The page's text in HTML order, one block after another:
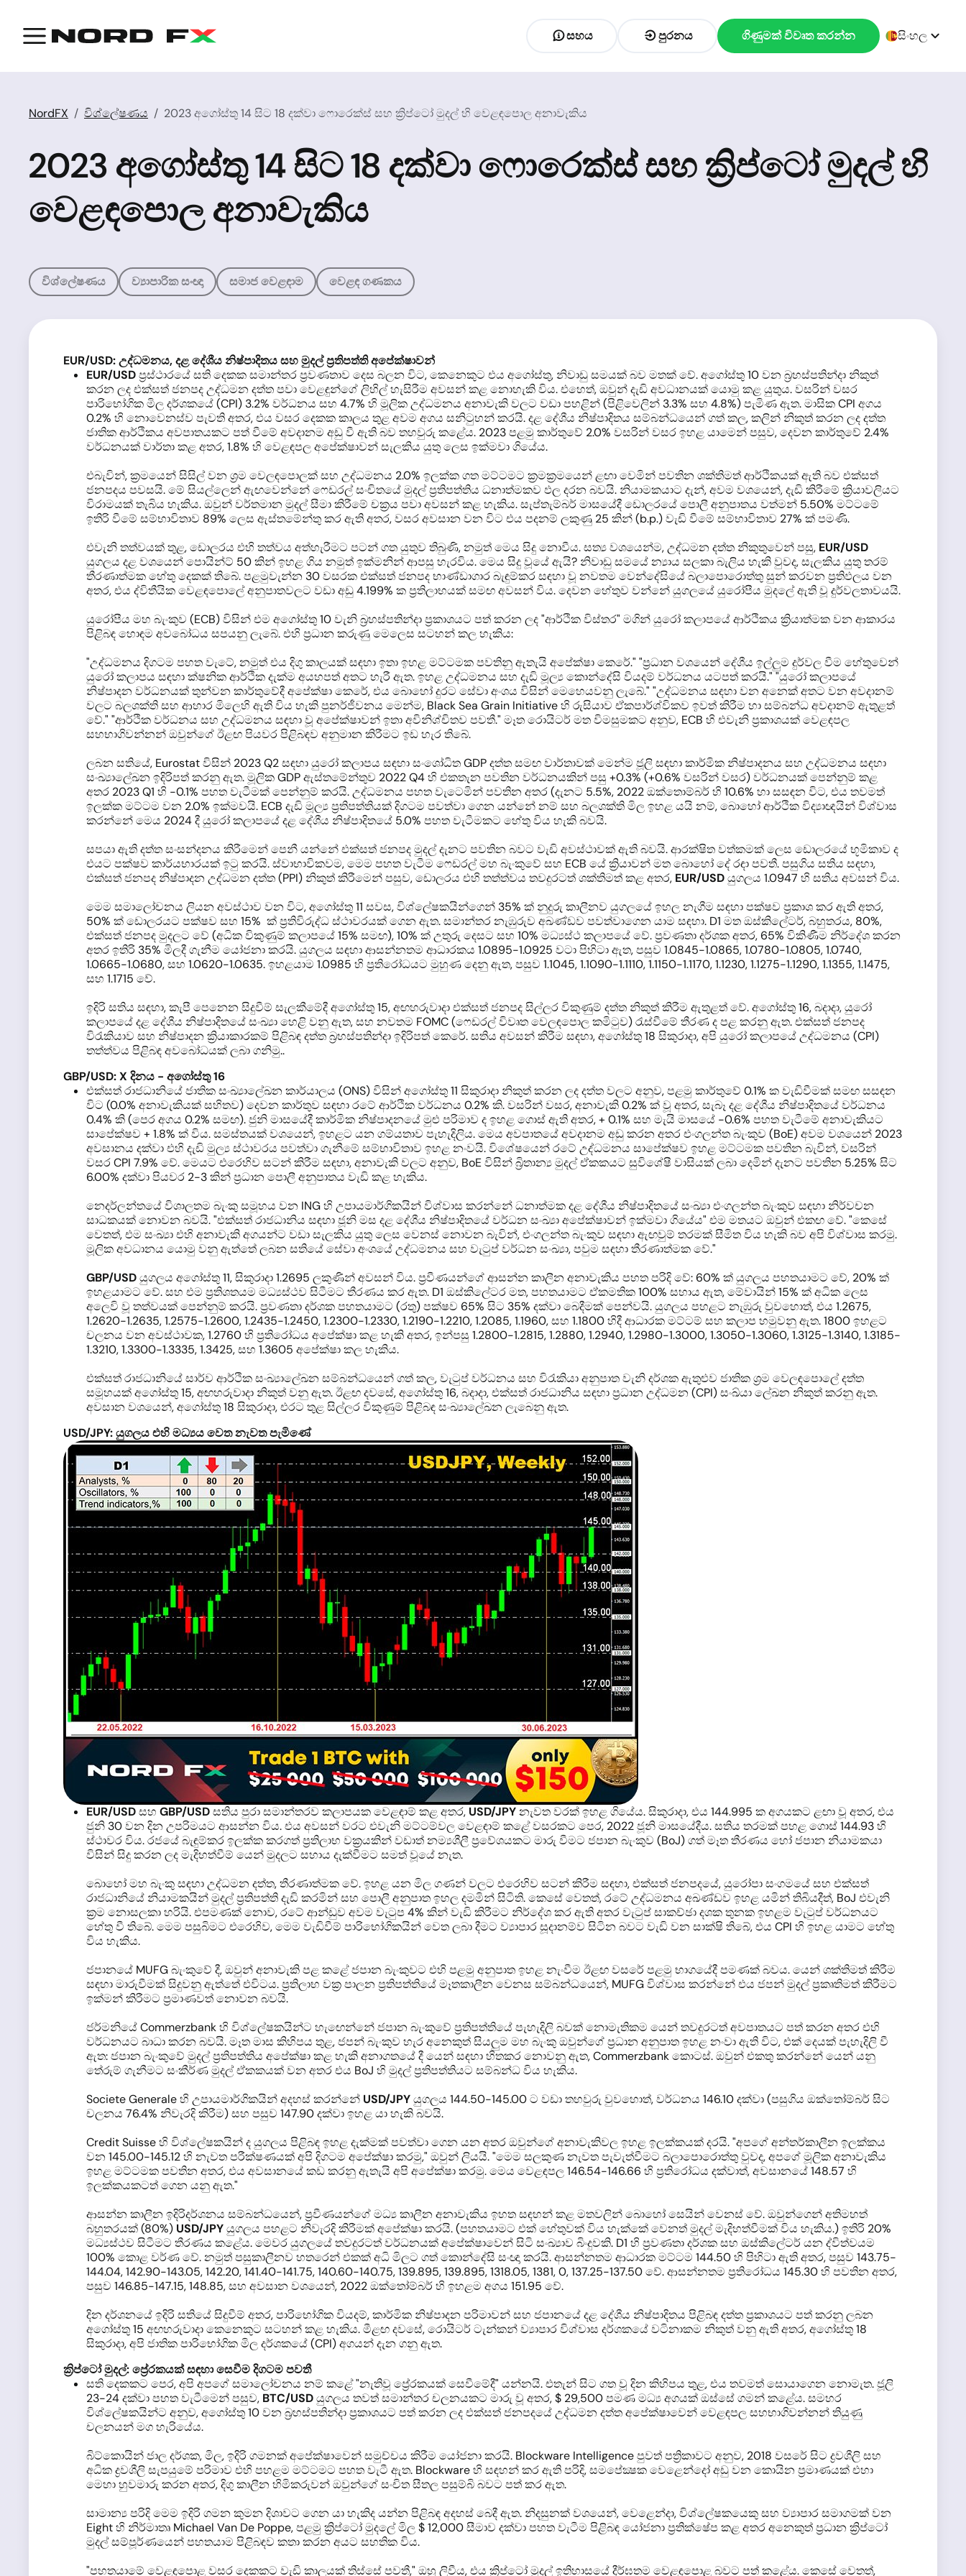
සහය පුරනය ගිණුමක් විවෘත කරන්න සිංහල
NordFX විශ්ලේෂණය 2023 අගෝස්තු 14 සිට 18 දක්වා ෆොරෙක්ස් සහ ක්‍රිප්ටෝ මුදල් හි වෙළඳපොල අනාවැකිය
2023 අගෝස්තු 14 සිට 18 දක්වා ෆොරෙක්ස් සහ ක්‍රිප්ටෝ මුදල් හි
වෙළඳපොල අනාවැකිය
විශ්ලේෂණය ව්‍යාපාරික සංඥා සමාජ වෙළඳාම වෙළඳ ගණකය
EUR/USD:උද්ධමනය, දළ දේශීය නිෂ්පාදිතය සහ මුදල් ප්‍රතිපත්ති අපේක්ෂාවන්
EUR/USDප්‍රස්ථාරයේ සති දෙකක සමාන්තර ප්‍රවණතාව දෙස බලන විට, කෙනෙකුට එය අගෝස්තු, නිවාඩු සමයක් බව මතක් වේ. අගෝස්තු 10 වන බ්‍රහස්පතින්දා නිකුත්
කරන ලද එක්සත් ජනපද උද්ධමන දත්ත පවා වෙළඳුන්ගේ ලිහිල් හැසිරීම අවසන් කළ නොහැකි විය. එහෙත්, ඔවුන් දැඩි අවධානයක් යොමු කළ යුතුය. වසරින් වසර
පාරිභෝගික මිල දර්ශකයේ (CPI) 3.2% වර්ධනය සහ 4.7% හි මූලික උද්ධමනය අනාවැකි වලට වඩා පහළින් (පිළිවෙලින් 3.3% සහ 4.8%) පැමිණ ඇත. මාසික CPI අගය
0.2% හි නොවෙනස්ව පැවති අතර, එය වසර දෙකක කාලය තුළ අවම අගය සනිටුහන් කරයි. දළ දේශීය නිෂ්පාදිතය සම්බන්ධයෙන් ගත් කල, කලින් නිකුත් කරන ලද දත්ත
ජාතික ආර්ථිකය අවපාතයකට පත් වීමේ අවදානම අඩු වී ඇති බව තහවුරු කළේය. 2023 පළමු කාර්තුවේ 2.0% වසරින් වසර ඉහළ යාමෙන් පසුව, දෙවන කාර්තුවේ 2.4%
වර්ධනයක් වාර්තා කළ අතර, 1.8% හි වෙළඳපල අපේක්ෂාවන් සැලකිය යුතු ලෙස ඉක්මවා ගියේය.
එබැවින්, ක්‍රමයෙන් සිසිල් වන ශ්‍රම වෙලඳපොලක් සහ උද්ධමනය 2.0% ඉලක්ක ගත මට්ටමට ක්‍රමක්‍රමයෙන් ළඟා වෙමින් පවතින ශක්තිමත් ආර්ථිකයක් ඇති බව එක්සත්
ජනපදය පවසයි. මේ සියල්ලෙන් ඇඟවෙන්නේ ෆෙඩරල් සංචිතයේ මුදල් ප්‍රතිපත්තිය ධනාත්මකව ඵල දරන බවයි. නියාමකයාට දැන්, අවම වශයෙන්, දැඩි කිරීමේ ක්‍රියාවලියට
විරාමයක් තැබිය හැකිය. ඔවුන් වර්තමාන මුදල් සීමා කිරීමේ චක්‍රය පවා අවසන් කළ හැකිය. සැප්තැම්බර් මාසයේදී ඩොලරයේ පොලී අනුපාතය වත්මන් 5.50% මට්ටමේ
ඉතිරි වීමේ සම්භාවිතාව 89% ලෙස ඇස්තමේන්තු කර ඇති අතර, වසර අවසාන වන විට එය පදනම් ලකුණු 25 කින් (b.p.) වැඩි වීමේ සම්භාවිතාව 27% ක් පමණි.
එවැනි තත්වයක් තුළ, ඩොලරය එහි තත්වය අත්හැරීමට පටන් ගත යුතුව තිබුණි, නමුත් මෙය සිදු නොවීය. සත්‍ය වශයෙන්ම, උද්ධමන දත්ත නිකුතුවෙන් පසු, EUR/USD
යුගලය දළ වශයෙන් පොයින්ට් 50 කින් ඉහළ ගිය නමුත් ඉක්මනින් ආපසු හැරවිය. මෙය සිදු වූයේ ඇයි? නිවාඩු සමයේ න්‍යාය සලකා බැලිය හැකි වුවද, සැලකිය යුතු තරම්
තීරණාත්මක හේතු දෙකක් තිබේ. පළමුවැන්න 30 වසරක එක්සත් ජනපද භාණ්ඩාගාර බැඳුම්කර සඳහා වූ නවතම වෙන්දේසියේ බලාපොරොත්තු සුන් කරවන ප්‍රතිඵලය වන
අතර, එය ද්විතීයික වෙළඳපොලේ අනුපාතවලට වඩා අඩු 4.199% ක ප්‍රතිලාභයක් සමඟ අවසන් විය. දෙවන හේතුව වන්නේ යුගලයේ යුරෝපීය මුදලේ ඇති වූ දුර්වලතාවයයි.
යුරෝපීය මහ බැංකුව (ECB) විසින් එම අගෝස්තු 10 වැනි බ්‍රහස්පතින්දා ප්‍රකාශයට පත් කරන ලද "ආර්ථික විස්තර" මගින් යුරෝ කලාපයේ ආර්ථිකය ක්‍රියාත්මක වන ආකාරය
පිළිබඳ හොඳම අවබෝධය සපයනු ලැබේ. එහි ප්‍රධාන කරුණු මෙලෙස සටහන් කල හැකිය:
"උද්ධමනය දිගටම පහත වැටේ, නමුත් එය දිගු කාලයක් සඳහා ඉතා ඉහළ මට්ටමක පවතිනු ඇතැයි අපේක්ෂා කෙරේ." "ප්‍රධාන වශයෙන් දේශීය ඉල්ලුම දුර්වල වීම හේතුවෙන්
යුරෝ කලාපය සඳහා ක්ෂනික ආර්ථික දැක්ම අයහපත් අතට හැරී ඇත. ඉහළ උද්ධමනය සහ දැඩි මූල්‍ය කොන්දේසි වියදම් වර්ධනය යටපත් කරයි." "යුරෝ කලාපයේ
නිෂ්පාදන වර්ධනයක් තුන්වන කාර්තුවේදී අපේක්ෂා කෙරේ, එය බොහෝ දුරට සේවා අංශය විසින් මෙහෙයවනු ලැබේ." "උද්ධමනය සඳහා වන අනෙක් අතට වන අවදානම්
වලට බලශක්ති සහ ආහාර මිලෙහි ඇති විය හැකි පුනර්ජීවනය මෙන්ම, Black Sea Grain Initiative හි රුසියාව ඒකපාර්ශ්විකව ඉවත් කිරීම හා සම්බන්ධ අවදානම් ඇතුළත්
වේ." "ආර්ථික වර්ධනය සහ උද්ධමනය සඳහා වූ අපේක්ෂාවන් ඉතා අවිනිශ්චිතව පවතී." මෑත රොයිටර් මත විමසුමකට අනුව, ECB හි එවැනි ප්‍රකාශයක් වෙළඳපල
සහභාගිවන්නන් ඔවුන්ගේ ඊළඟ පියවර පිළිබඳව අනුමාන කිරීමට ඉඩ හැර තිබේ.
ලබන සතියේ, Eurostat විසින් 2023 Q2 සඳහා යුරෝ කලාපය සඳහා සංශෝධිත GDP දත්ත සමඟ වාර්තාවක් මෙන්ම ජූලි සඳහා කාර්මික නිෂ්පාදනය සහ උද්ධමනය සඳහා
සංඛ්‍යාලේඛන ඉදිරිපත් කරනු ඇත. මූලික GDP ඇස්තමේන්තුව 2022 Q4 හි එකතැන පවතින වර්ධනයකින් පසු +0.3% (+0.6% වසරින් වසර) වර්ධනයක් පෙන්නුම් කළ
අතර 2023 Q1 හි -0.1% පහත වැටීමක් පෙන්නුම් කරයි. උද්ධමනය පහත වැටෙමින් පවතින අතර (දැනට 5.5%, 2022 ඔක්තොම්බර් හි 10.6% හා සසඳන විට, එය තවමත්
ඉලක්ක මට්ටම වන 2.0% ඉක්මවයි. ECB දැඩි මූල්‍ය ප්‍රතිපත්තියක් දිගටම පවත්වා ගෙන යන්නේ නම් සහ බලශක්ති මිල ඉහළ යයි නම්, බොහෝ ආර්ථික විද්‍යාඥයින් විශ්වාස
කරන්නේ මෙය 2024 දී යුරෝ කලාපයේ දළ දේශීය නිෂ්පාදිතයේ 5.0% පහත වැටීමකට හේතු විය හැකි බවයි.
සපයා ඇති දත්ත සංසන්දනය කිරීමෙන් පෙනී යන්නේ එක්සත් ජනපද මුදල් දැනට පවතින බවට වැඩි අවස්ථාවක් ඇති බවයි. ආරක්ෂිත වත්කමක් ලෙස ඩොලරයේ භූමිකාව ද
එයට පක්ෂව කාර්යභාරයක් ඉටු කරයි. ස්වාභාවිකවම, මෙම පහත වැටීම ෆෙඩරල් මහ බැංකුවේ සහ ECB යේ ක්‍රියාවන් මත බොහෝ දේ රඳා පවතී. පසුගිය සතිය සඳහා,
එක්සත් ජනපද නිෂ්පාදන උද්ධමන දත්ත (PPI) නිකුත් කිරීමෙන් පසුව, ඩොලරය එහි තත්ත්වය තවදුරටත් ශක්තිමත් කළ අතර, EUR/USDයුගලය 1.0947 හි සතිය අවසන් විය.
මෙම සමාලෝචනය ලියන අවස්ථාව වන විට, අගෝස්තු 11 සවස, විශ්ලේෂකයින්ගෙන් 35% ක් නුදුරු කාලීනව යුගලයේ ඉහල නැගීම සඳහා පක්ෂව ප්‍රකාශ කර ඇති අතර,
50% ක් ඩොලරයට පක්ෂව සහ 15% ක් ප්‍රතිවිරුද්ධ ස්ථාවරයක් ගෙන ඇත. සමාන්තර නැඹුරුව අඛණ්ඩව පවත්වාගෙන යාම සඳහා. D1 මත ඔස්කිලේටර්, බහුතරය, 80%,
එක්සත් ජනපද මුදලට වේ (අධික විකුණුම් කලාපයේ 15% සමඟ), 10% ක් උතුරු දෙසට සහ 10% මධ්‍යස්ථ කලාපයේ වේ. ප්‍රවණතා දර්ශක අතර, 65% විකිණීම නිර්දේශ කරන
අතර ඉතිරි 35% මිලදී ගැනීම යෝජනා කරයි. යුගලය සඳහා ආසන්නතම ආධාරකය 1.0895-1.0925 වටා පිහිටා ඇත, පසුව 1.0845-1.0865, 1.0780-1.0805, 1.0740,
1.0665-1.0680, සහ 1.0620-1.0635. ඉහළයාම 1.0985 හි ප්‍රතිරෝධයට මුහුණ දෙනු ඇත, පසුව 1.1045, 1.1090-1.1110, 1.1150-1.1170, 1.1230, 1.1275-1.1290, 1.1355, 1.1475,
සහ 1.1715 වේ.
ඉදිරි සතිය සඳහා, කැපී පෙනෙන සිදුවීම් සැලකීමේදී අගෝස්තු 15, අඟහරුවාදා එක්සත් ජනපද සිල්ලර විකුණුම් දත්ත නිකුත් කිරීම ඇතුළත් වේ. අගෝස්තු 16, බදාදා, යුරෝ
කලාපයේ දළ දේශීය නිෂ්පාදිතයේ සංඛ්‍යා හෙළි වනු ඇත, සහ නවතම FOMC (ෆෙඩරල් විවෘත වෙලඳපොල කමිටුව) රැස්වීමේ තීරණ ද පළ කරනු ඇත. එක්සත් ජනපද
විරැකියාව සහ නිෂ්පාදන ක්‍රියාකාරකම් පිළිබඳ දත්ත බ්‍රහස්පතින්දා ඉදිරිපත් කෙරේ. සතිය අවසන් කිරීම සඳහා, අගෝස්තු 18 සිකුරාදා, අපි යුරෝ කලාපයේ උද්ධමනය (CPI)
තත්ත්වය පිළිබඳ අවබෝධයක් ලබා ගනිමු..
GBP/USD:X දිනය - අගෝස්තු 16
එක්සත් රාජධානියේ ජාතික සංඛ්‍යාලේඛන කාර්යාලය (ONS) විසින් අගෝස්තු 11 සිකුරාදා නිකුත් කරන ලද දත්ත වලට අනුව, පළමු කාර්තුවේ 0.1% ක වැඩිවීමක් සමඟ සසඳන
විට (0.0% අනාවැකියක් සහිතව) දෙවන කාර්තුව සඳහා රටේ ආර්ථික වර්ධනය 0.2% කි. වසරින් වසර, අනාවැකි 0.2% ක් වූ අතර, සැබෑ දළ දේශීය නිෂ්පාදිතයේ වර්ධනය
0.4% කි (පෙර අගය 0.2% සමඟ). ජුනි මාසයේදී කාර්මික නිෂ්පාදනයේ මුළු පරිමාව ද ඉහළ ගොස් ඇති අතර, + 0.1% සහ මැයි මාසයේ -0.6% පහත වැටීමේ අනාවැකියට
සාපේක්ෂව + 1.8% ක් විය. සමස්තයක් වශයෙන්, ඉහළට යන ගම්යතාව පැහැදිලිය. මෙය අවපාතයේ අවදානම අඩු කරන අතර එංගලන්ත බැංකුව (BoE) අවම වශයෙන් 2023
අවසානය දක්වා එහි දැඩි මුල්‍ය ස්ථාවරය පවත්වා ගැනීමේ සම්භාවිතාව ඉහළ නංවයි. විශේෂයෙන් රටේ උද්ධමනය සාපේක්ෂව ඉහළ මට්ටමක පවතින බැවින්, වසරින්
වසර CPI 7.9% වේ. මෙයට එරෙහිව සටන් කිරීම සඳහා, අනාවැකි වලට අනුව, BoE විසින් බ්‍රිතාන්‍ය මුදල් ඒකකයට සුවිශේෂී වාසියක් ලබා දෙමින් දැනට පවතින 5.25% සිට
6.00% දක්වා පියවර 2-3 කින් ප්‍රධාන පොලී අනුපාතය වැඩි කළ හැකිය.
නෙදර්ලන්තයේ විශාලතම බැංකු සමූහය වන ING හි උපායමාර්ගිකයින් විශ්වාස කරන්නේ ධනාත්මක දළ දේශීය නිෂ්පාදිතයේ සංඛ්‍යා එංගලන්ත බැංකුව සඳහා නිර්වචන
සාධකයක් නොවන බවයි. "එක්සත් රාජධානිය සඳහා ජූනි මස දළ දේශීය නිෂ්පාදිතයේ වර්ධන සංඛ්‍යා අපේක්ෂාවන් ඉක්මවා ගියේය" එම මතයට ඔවුන් එකඟ වේ. "කෙසේ
වෙතත්, එම සංඛ්‍යා එහි අනාවැකි අගයන්ට වඩා සැලකිය යුතු ලෙස වෙනස් නොවන බැවින්, එංගලන්ත බැංකුව සඳහා ඇඟවුම් තරමක් සීමිත විය හැකි බව අපි විශ්වාස කරමු.
මූලික අවධානය යොමු වනු ඇත්තේ ලබන සතියේ සේවා අංශයේ උද්ධමනය සහ වැටුප් වර්ධන සංඛ්‍යා, පවුම සඳහා තීරණාත්මක වේ."
GBP/USDයුගලය අගෝස්තු 11, සිකුරාදා 1.2695 ලකුණින් අවසන් විය. ප්‍රවීණයන්ගේ ආසන්න කාලීන අනාවැකිය පහත පරිදි වේ: 60% ක් යුගලය පහතයාමට වේ, 20% ක්
ඉහළයාමට වේ. සහ එම ප්‍රතිශතයම මධ්‍යස්ථව සිටීමට තීරණය කර ඇත. D1 ඔස්කිලේටර මත, පහතයාමට ඒකමතික 100% සහාය ඇත, මේවායින් 15% ක් අධික ලෙස
අලෙවි වූ තත්වයක් පෙන්නුම් කරයි. ප්‍රවණතා දර්ශක පහතයාමට (රතු) පක්ෂව 65% සිට 35% දක්වා බෙදීමක් පෙන්වයි. යුගලය පහළට නැඹුරු වුවහොත්, එය 1.2675,
1.2620-1.2635, 1.2575-1.2600, 1.2435-1.2450, 1.2300-1.2330, 1.2190-1.2210, 1.2085, 1.1960, සහ 1.1800 හිදී ආධාරක මට්ටම් සහ කලාප හමුවනු ඇත. 1800 ඉහළට
චලනය වන අවස්ථාවක, 1.2760 හි ප්‍රතිරෝධය අපේක්ෂා කළ හැකි අතර, ඉන්පසු 1.2800-1.2815, 1.2880, 1.2940, 1.2980-1.3000, 1.3050-1.3060, 1.3125-1.3140, 1.3185-
1.3210, 1.3300-1.3335, 1.3425, සහ 1.3605 අපේක්ෂා කල හැකිය.
එක්සත් රාජධානියේ සාර්ව ආර්ථික සංඛ්‍යාලේඛන සම්බන්ධයෙන් ගත් කල, වැටුප් වර්ධනය සහ විරැකියා අනුපාත වැනි දර්ශක ඇතුළුව ජාතික ශ්‍රම වෙලඳපොලේ දත්ත
සමූහයක් අගෝස්තු 15, අඟහරුවාදා නිකුත් වනු ඇත. ඊළඟ දවසේ, අගෝස්තු 16, බදාදා, එක්සත් රාජධානිය සඳහා ප්‍රධාන උද්ධමන (CPI) සංඛ්යා ලේඛන නිකුත් කරනු ඇත.
අවසාන වශයෙන්, අගෝස්තු 18 සිකුරාදා, එරට තුළ සිල්ලර විකුණුම් පිළිබඳ සංඛ්‍යාලේඛන ලැබෙනු ඇත.
USD/JPY:යුගලය එහි මධ්‍යය වෙත නැවත පැමිණේ
EUR/USDසහ GBP/USDසතිය පුරා සමාන්තරව කලාපයක වෙළඳාම් කළ අතර, USD/JPYනැවත වරක් ඉහළ ගියේය. සිකුරාදා, එය 144.995 ක අගයකට ළඟා වූ අතර, එය
ජුනි 30 වන දින උපරිමයට ආසන්න විය. එය අවසන් වරට එවැනි මට්ටම්වල වෙළඳාම් කළේ වසරකට පෙර, 2022 ජූනි මාසයේදීය. සතිය තරමක් පහළ ගොස් 144.93 හි
ස්ථාවර විය. රජයේ බැඳුම්කර ඉලක්ක කරගත් ප්‍රතිලාභ වක්‍රයකින් වඩාත් නම්‍යශීලී ප්‍රවේශයකට මාරු වීමට ජපාන බැංකුව (BoJ) ගත් මෑත තීරණය හෝ ජපාන නියාමකයා
විසින් සිදු කරන ලද මැදිහත්වීම් යෙන් මුදලට සහාය දැක්වීමට සමත් වූයේ නැත.
බොහෝ මහ බැංකු සඳහා උද්ධමන දත්ත, තීරණාත්මක වේ. ඉහළ යන මිල ගණන් වලට එරෙහිව සටන් කිරීම සඳහා, එක්සත් ජනපදයේ, යුරෝපා සංගමයේ සහ එක්සත්
රාජධානියේ නියාමකයින් මුදල් ප්‍රතිපත්ති දැඩි කරමින් සහ පොලී අනුපාත ඉහල දමමින් සිටිති. කෙසේ වෙතත්, රටේ උද්ධමනය අඛණ්ඩව ඉහළ යමින් තිබියදීත්, BoJ එවැනි
ක්‍රම නොසලකා හරියි. එපමණක් නොව, රටේ ආන්ඩුව අවම වැටුප 4% කින් වැඩි කිරීමට නිර්දේශ කර ඇති අතර වැටුප් සාකච්ඡා දශක තුනක ඉහළම වැටුප් වර්ධනයට
හේතු වී තිබේ. මෙම පසුබිමට එරෙහිව, මෙම වැඩිවීම් පාරිභෝගිකයින් වෙත ලබා දීමට ව්‍යාපාර සූදානම්ව සිටින බවට වැඩි වන සාක්ෂි තිබේ, එය CPI හි ඉහළ යාමට හේතු
විය හැකිය.
ජපානයේ MUFG බැංකුවේ දී, ඔවුන් අනාවැකි පළ කළේ ජපාන බැංකුවට එහි පළමු අනුපාත ඉහළ නැංවීම ඊළඟ වසරේ පළමු භාගයේදී පමණක් බවය. යෙන් ශක්තිමත් කිරීම
සඳහා මාරුවීමක් සිදුවනු ඇත්තේ එවිටය. ප්‍රතිලාභ වක්‍ර පාලන ප්‍රතිපත්තියේ මෑතකාලීන වෙනස සම්බන්ධයෙන්, MUFG විශ්වාස කරන්නේ එය ජපන් මුදල් ප්‍රකෘතිමත් කිරීමට
ඉක්මන් කිරීමට ප්‍රමාණවත් නොවන බවයි.
ජර්මනියේ Commerzbank හි විශ්ලේෂකයින්ට හැඟෙන්නේ ජපාන බැංකුවේ ප්‍රතිපත්තියේ පැහැදිලි බවක් නොමැතිකම යෙන් තවදුරටත් අවපාතයට පත් කරන අතර එහි
වර්ධනයට බාධා කරන බවයි. මෑත මාස කිහිපය තුළ, ජපන් බැංකුව හැර අනෙකුත් සියලුම මහ බැංකු ඔවුන්ගේ ප්‍රධාන අනුපාත ඉහළ නංවා ඇති විට, එක් දෙයක් පැහැදිලි වී
ඇත: ජපාන බැංකුවේ මුදල් ප්‍රතිපත්තිය අපේක්ෂා කළ හැකි අනාගතයේ දී යෙන් සඳහා හිතකර නොවනු ඇත, Commerzbank කොටස්. ඔවුන් එකතු කරන්නේ යෙන් යනු
තේරුම් ගැනීමට සංකීර්ණ මුදල් ඒකකයක් වන අතර එය BoJ හි මුදල් ප්‍රතිපත්තියට සම්බන්ධ විය හැකිය.
Societe Generale හි උපායමාර්ගිකයින් අදහස් කරන්නේ USD/JPYයුගලය 144.50-145.00 ට වඩා තහවුරු වුවහොත්, වර්ධනය 146.10 දක්වා (පසුගිය ඔක්තෝම්බර් සිට
චලනය 76.4% නිවැරදි කිරීම) සහ පසුව 147.90 දක්වා ඉහළ යා හැකි බවයි.
Credit Suisse හි විශ්ලේෂකයින් ද යුගලය පිළිබඳ ඉහළ දැක්මක් පවත්වා ගෙන යන අතර ඔවුන්ගේ අනාවැකිවල ඉහළ ඉලක්කයක් දරයි. "අපගේ අන්තර්කාලීන ඉලක්කය
වන 145.00-145.12 හි නැවත පරීක්ෂණයක් අපි දිගටම අපේක්ෂා කරමු," ඔවුන් ලියයි. "මෙම සලකුණ නැවත පැවැත්වීමට බලාපොරොත්තු වුවද, අපගේ මූලික අනාවැකිය
ඉහළ මට්ටමක පවතින අතර, එය අවසානයේ කඩ කරනු ඇතැයි අපි අපේක්ෂා කරමු. මෙය වෙළඳපල 146.54-146.66 හි ප්‍රතිරෝධය දක්වාත්, අවසානයේ 148.57 හි
ඉලක්කයකටත් ගෙන යනු ඇත."
ආසන්න කාලීන ඉදිරිදර්ශනය සම්බන්ධයෙන්, ප්‍රවීණයන්ගේ මධ්‍ය කාලීන අනාවැකිය ඉහත සඳහන් කළ මතවලින් බොහෝ සෙයින් වෙනස් වේ. ඔවුන්ගෙන් අතිමහත්
බහුතරයක් (80%) USD/JPYයුගලය පහළට නිවැරදි කිරීමක් අපේක්ෂා කරයි. (පහතයාමට එක් හේතුවක් විය හැක්කේ වෙනත් මුදල් මැදිහත්වීමක් විය හැකිය.) ඉතිරි 20%
මධ්‍යස්ථව සිටීමට තීරණය කළේය. මෙවර යුගලයේ තවදුරටත් වර්ධනයක් අපේක්ෂාවෙන් සිටි සංඛ්‍යාව බිංදුවකි. D1 හි ප්‍රවණතා දර්ශක සහ ඔස්කිලේටර් යන ද්විත්වයම
100% කොළ වර්ණ වේ. නමුත් පසුකාලීනව හතරෙන් එකක් අධි මිලට ගත් කොන්දේසි සංඥා කරයි. ආසන්නතම ආධාරක මට්ටම 144.50 හි පිහිටා ඇති අතර, පසුව 143.75-
144.04, 142.90-143.05, 142.20, 141.40-141.75, 140.60-140.75, 139.895, 139.895, 1318.05, 1381, 0, 137.25-137.50 වේ. ආසන්නතම ප්‍රතිරෝධය 145.30 හි පවතින අතර,
පසුව 146.85-147.15, 148.85, සහ අවසාන වශයෙන්, 2022 ඔක්තෝම්බර් හි ඉහළම අගය 151.95 වේ.
දින දර්ශනයේ ඉදිරි සතියේ සිදුවීම් අතර, පාරිභෝගික වියදම්, කාර්මික නිෂ්පාදන පරිමාවන් සහ ජපානයේ දළ දේශීය නිෂ්පාදිතය පිළිබඳ දත්ත ප්‍රකාශයට පත් කරනු ලබන
අගෝස්තු 15 අඟහරුවාදා කෙනෙකුට සටහන් කළ හැකිය. මීළඟ දවසේ, රොයිටර් ටැන්කන් ව්‍යාපාර විශ්වාස දර්ශකයේ වටිනාකම නිකුත් වනු ඇති අතර, අගෝස්තු 18
සිකුරාදා, අපි ජාතික පාරිභෝගික මිල දර්ශකයේ (CPI) අගයන් දැන ගනු ඇත.
ක්‍රිප්ටෝ මුදල්: ප්‍රේරකයක් සඳහා සෙවීම දිගටම පවතී
සති දෙකකට පෙර, අපි අපගේ සමාලෝචනය නම් කළේ "නැතිවූ ප්‍රේරකයක් සෙවීමේදී" යන්නයි. එතැන් සිට ගත වූ දින කිහිපය තුළ, එය තවමත් සොයාගෙන නොමැත. ජූලි
23-24 දක්වා පහත වැටීමෙන් පසුව, BTC/USDයුගලය තවත් සමාන්තර චලනයකට මාරු වූ අතර, $ 29,500 පමණ මධ්‍ය අගයක් ඔස්සේ ගමන් කළේය. සමහර
විශ්ලේෂකයින්ට අනුව, අගෝස්තු 10 වන බ්‍රහස්පතින්දා ප්‍රකාශයට පත් කරන ලද එක්සත් ජනපදයේ උද්ධමන දත්ත අපේක්ෂාවෙන් වෙළඳපල සහභාගිවන්නන් තියුණු
චලනයන් මග හැරියේය.
බිට්කොයින් ජාල දර්ශක, මිල, ඉදිරි ගමනක් අපේක්ෂාවෙන් සමුච්චය කිරීම යෝජනා කරයි. Blockware Intelligence පුවත් පත්‍රිකාවට අනුව, 2018 වසරේ සිට ද්‍රවශීලි සහ
අධික ද්‍රවශීලි සැපයුමේ පරිමාව එහි පහළම මට්ටමට පහත වැටී ඇත. Blockware හි සඳහන් කර ඇති පරිදි, සමපේක්‍ෂක වෙළෙන්දෝ අඩු වන කොයින ප්‍රමාණයක් එහා
මෙහා හුවමාරු කරන අතර, දිගු කාලීන හිමිකරුවන් ඔවුන්ගේ සංචිත සීතල පසුම්බි බවට පත් කර ඇත.
සාමාන්‍ය පරිදි මෙම ඉදිරි ගමන කුමන දිශාවට ගෙන යා හැකිද යන්න පිළිබඳ අදහස් බෙදී ඇත. නිදසුනක් වශයෙන්, වෙළෙන්දා, විශ්ලේෂකයෙකු සහ ව්‍යාපාර සමාගමක් වන
Eight හි නිර්මාතෘ Michael Van De Poppe, පළමු ක්‍රිප්ටෝ මුදලේ මිල $ 12,000 සීමාව දක්වා පහත වැටීම පිළිබඳ යෝජනා ප්‍රතික්ෂේප කළ අතර අනෙකුත් ප්‍රධාන ක්‍රිප්ටෝ
මුදල් සම්පූර්ණයෙන් පහතයාම පිළිබඳව කතා කරන අයට සහතික විය.
"පහතයාමේ වෙළඳපොළ වසර දෙකකට වැඩි කාලයක් තිස්සේ පවතී," ඔහු ලිවීය, එය ක්‍රිප්ටෝ මුදල් ඉතිහාසයේ දීර්ඝතම වෙළඳපොළ බවට පත් කළේය. කෙසේ වෙතත්,